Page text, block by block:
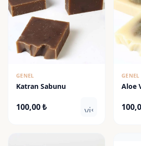
GENEL
Katran Sabunu
100,00₺ visibility
GENEL
Aloe